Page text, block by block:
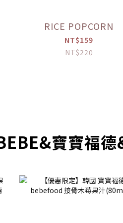
RICE POPCORN
NT$159
NT$220
寶寶福